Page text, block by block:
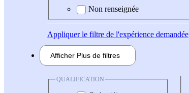
Non renseignée
Appliquerle filtre de l'expérience demandée
Afficher Plus de filtres
QUALIFICATION